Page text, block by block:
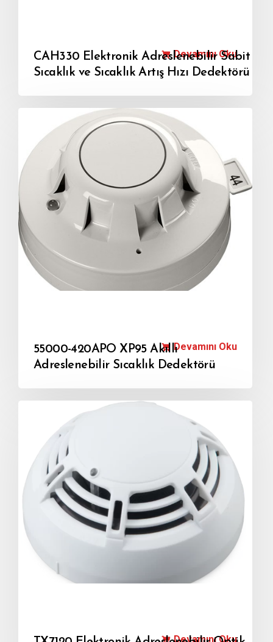
CAH330 Elektronik Adreslenebilir Sabit
Sıcaklık ve Sıcaklık Artış Hızı Dedektörü
Devamını Oku
55000-420APO XP95 Akıllı
Adreslenebilir Sıcaklık Dedektörü
Devamını Oku
Devamını Oku